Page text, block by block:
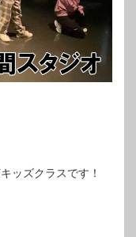
ッズクラスです！